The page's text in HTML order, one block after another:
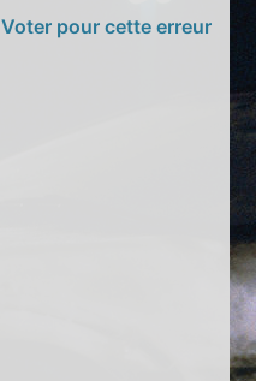
Voter pour cette erreur